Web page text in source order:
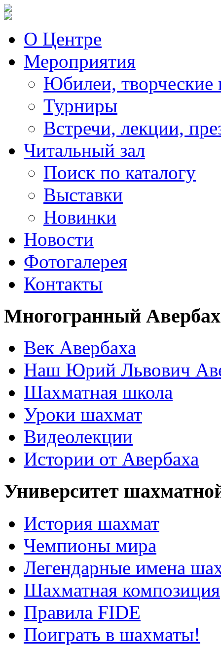
О Центре
Мероприятия
Юбилеи, творческие
Турниры
Встречи, лекции,
Читальный зал
Поиск по каталогу
Выставки
Новинки
Новости
Фотогалерея
Контакты
Многогранный Авербах
Век Авербаха
Наш Юрий Львович
Шахматная школа
Уроки шахмат
Видеолекции
Истории от Авербаха
Университет
История шахмат
Чемпионы мира
Легендарные имена
Шахматная композиция
Правила FIDE
Поиграть в шахматы!